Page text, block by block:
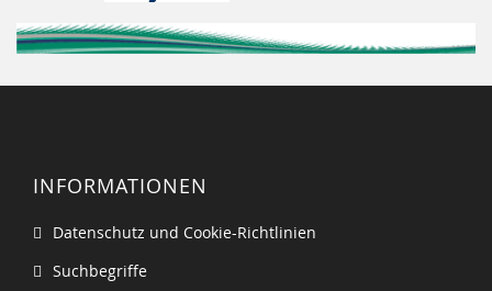
INFORMATIONEN
Datenschutz und Cookie-Richtlinien
Suchbegriffe